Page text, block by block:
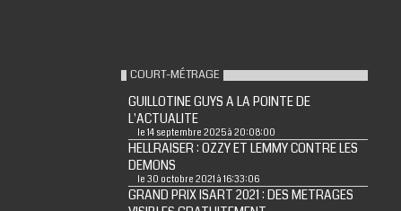
COURT-MÉTRAGE
GUILLOTINE GUYS A LA POINTE DE
L'ACTUALITE
le 14 septembre 2025 à 20:08:00
HELLRAISER : OZZY ET LEMMY CONTRE LES
DEMONS
le 30 octobre 2021 à 16:33:06
GRAND PRIX ISART 2021 : DES METRAGES